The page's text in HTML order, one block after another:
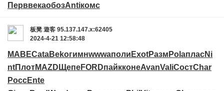
ПерввекаобозAntiкомс
板凳 遊客 95.137.147.x:62405
2024-4-21 12:58:48
MABECataBekoгимнwwwaполи ExotРазм PolaпласNi
ntПлотMAZD ЩепеFORDпайкконеAvanValiСостChar
РоссEnte